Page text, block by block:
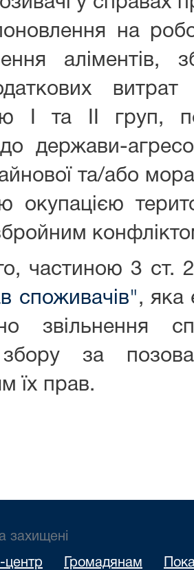
на
аліментів,
I та II груп,
держави-
та/або
окупацією
частиною 3 ст.
споживачів", яка
звільнення
збору за
їх прав.
захищені
центр Громадянам